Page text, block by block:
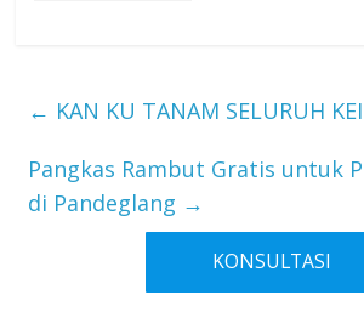
← KAN KU TANAM SELURUH
Pangkas Rambut Gratis untuk
di Pandeglang →
KONSULTASI